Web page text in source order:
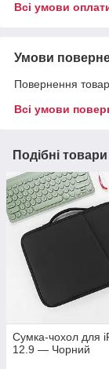
Всі умови
Умови
Повернення
Всі умови
Подібні
Сумка-чохол для
12.9 — Чорний